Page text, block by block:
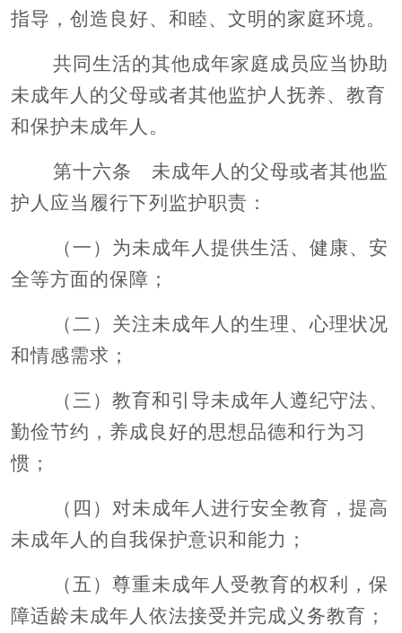
指导，创造良好、和睦、文明的家庭环境。
共同生活的其他成年家庭成员应当协助
未成年人的父母或者其他监护人抚养、教育
和保护未成年人。
第十六条 未成年人的父母或者其他监
护人应当履行下列监护职责：
（一）为未成年人提供生活、健康、安
全等方面的保障；
（二）关注未成年人的生理、心理状况
和情感需求；
（三）教育和引导未成年人遵纪守法、
勤俭节约，养成良好的思想品德和行为习
惯；
（四）对未成年人进行安全教育，提高
未成年人的自我保护意识和能力；
（五）尊重未成年人受教育的权利，保
障适龄未成年人依法接受并完成义务教育；